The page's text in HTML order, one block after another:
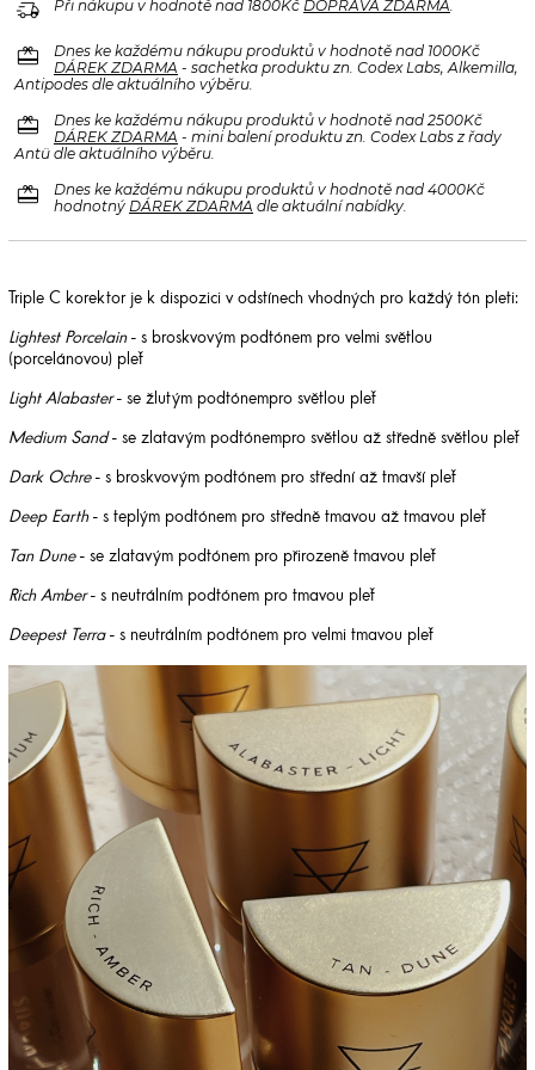
delivery_truck_speed Při nákupu v hodnotě nad 1800Kč DOPRAVA ZDARMA.
redeem
Dnes ke každému nákupu produktů v hodnotě nad 1000Kč
DÁREK ZDARMA - sachetka produktu zn. Codex Labs, Alkemilla,
Antipodes dle aktuálního výběru.
redeem
Dnes ke každému nákupu produktů v hodnotě nad 2500Kč
DÁREK ZDARMA - mini balení produktu zn. Codex Labs z řady
Antü dle aktuálního výběru.
redeem
Dnes ke každému nákupu produktů v hodnotě nad 4000Kč
hodnotný DÁREK ZDARMA dle aktuální nabídky.
Triple C korektor je k dispozici v odstínech vhodných pro každý tón pleti:
Lightest Porcelain- s broskvovým podtónem pro velmi světlou
(porcelánovou) pleť
Light Alabaster- se žlutým podtónempro světlou pleť
Medium Sand- se zlatavým podtónempro světlou až středně světlou pleť
Dark Ochre- s broskvovým podtónem pro střední až tmavší pleť
Deep Earth- s teplým podtónem pro středně tmavou až tmavou pleť
Tan Dune- se zlatavým podtónem pro přirozeně tmavou pleť
Rich Amber- s neutrálním podtónem pro tmavou pleť
Deepest Terra- s neutrálním podtónem pro velmi tmavou pleť